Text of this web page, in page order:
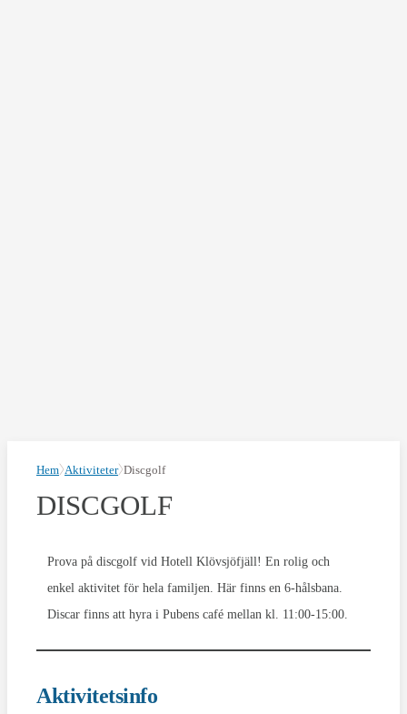
Hem Aktiviteter Discgolf
DISCGOLF
Prova på discgolf vid Hotell Klövsjöfjäll! En rolig och
enkel aktivitet för hela familjen. Här finns en 6-hålsbana.
Discar finns att hyra i Pubens café mellan kl. 11:00-15:00.
Aktivitetsinfo